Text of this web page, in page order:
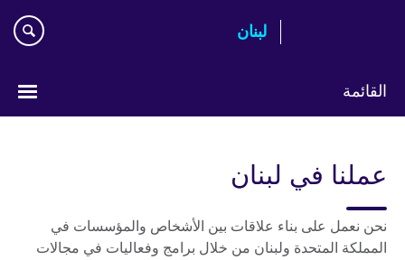
لبنان
القائمة
language
عملنا في لبنان
نحن نعمل على بناء علاقات بين الأشخاص والمؤسسات في
المملكة المتحدة ولبنان من خلال برامج وفعاليات في مجالات